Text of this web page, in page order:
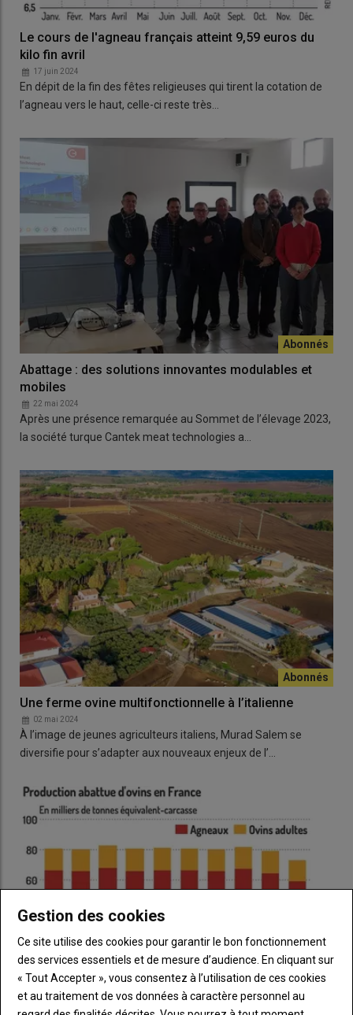
Le cours de l'agneau français atteint 9,59 euros du
kilo fin avril
17 juin 2024
En dépit de la fin des fêtes religieuses qui tirent la cotation de
l’agneau vers le haut, celle-ci reste très…
Abattage : des solutions innovantes modulables et
mobiles
22 mai 2024
Après une présence remarquée au Sommet de l’élevage 2023,
la société turque Cantek meat technologies a…
Une ferme ovine multifonctionnelle à l’italienne
02 mai 2024
À l’image de jeunes agriculteurs italiens, Murad Salem se
diversifie pour s’adapter aux nouveaux enjeux de l’…
Gestion des cookies
Ce site utilise des cookies pour garantir le bon fonctionnement
des services essentiels et de mesure d’audience. En cliquant sur
« Tout Accepter », vous consentez à l’utilisation de ces cookies
et au traitement de vos données à caractère personnel au